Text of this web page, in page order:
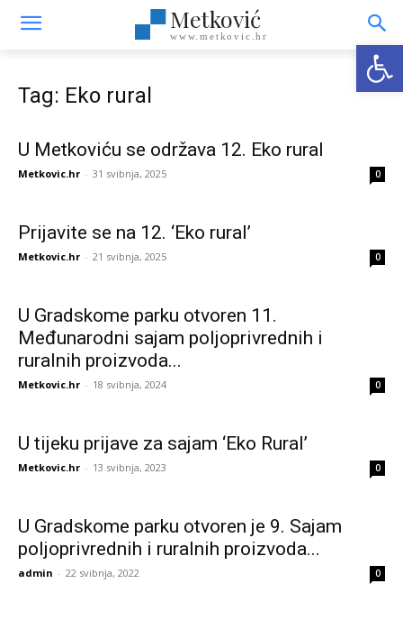
Metković
www.metkovic.hr
Tag: Eko rural
U Metkoviću se održava 12. Eko rural
Metkovic.hr - 31 svibnja, 2025 0
Prijavite se na 12. ‘Eko rural’
Metkovic.hr - 21 svibnja, 2025 0
U Gradskome parku otvoren 11.
Međunarodni sajam poljoprivrednih i
ruralnih proizvoda...
Metkovic.hr - 18 svibnja, 2024 0
U tijeku prijave za sajam ‘Eko Rural’
Metkovic.hr - 13 svibnja, 2023 0
U Gradskome parku otvoren je 9. Sajam
poljoprivrednih i ruralnih proizvoda...
admin - 22 svibnja, 2022 0